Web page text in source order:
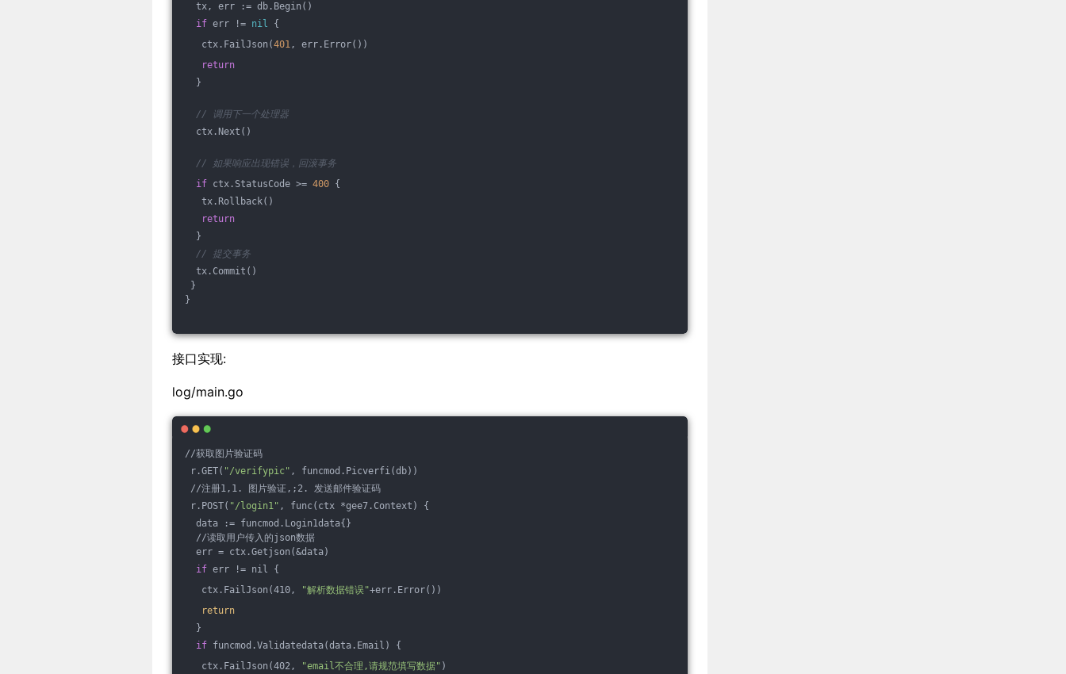
tx, err := db.Begin()
if err != nil {
ctx.FailJson(401, err.Error())
return
}
// 调用下一个处理器
ctx.Next()
// 如果响应出现错误，回滚事务
if ctx.StatusCode >= 400 {
tx.Rollback()
return
}
// 提交事务
tx.Commit()
}
}
接口实现:
log/main.go
//获取图片验证码
r.GET( "/verifypic" , funcmod.Picverfi(db))
//注册1,1. 图片验证,;2. 发送邮件验证码
r.POST( "/login1" , func(ctx *gee7.Context) {
data := funcmod.Login1data{}
//读取用户传入的json数据
err = ctx.Getjson(&data)
if err != nil {
ctx.FailJson(410,
"解析数据错误"+err.Error())
return
}
if funcmod.Validatedata(data.Email) {
ctx.FailJson(402,
"email不合理,请规范填写数据" )